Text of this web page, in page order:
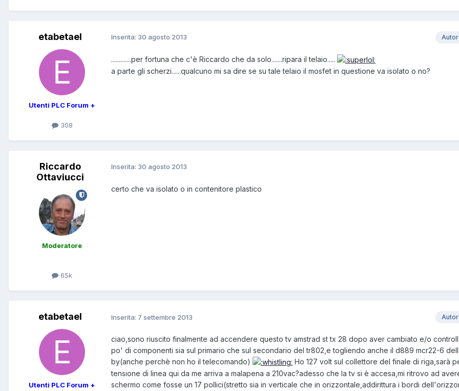
etabetael
Utenti PLC Forum +
308
Inserita: 30 agosto 2013
.............per fortuna che c'è Riccardo che da solo.......ripara il telaio.....
a parte gli scherzi......qualcuno mi sa dire se su tale telaio il mosfet in questione va isolato o no?
Riccardo
Ottaviucci
Moderatore
65k
Inserita: 30 agosto 2013
certo che va isolato o in contenitore plastico
etabetael
Utenti PLC Forum +
Inserita: 7 settembre 2013
ciao,sono riuscito finalmente ad accendere questo tv amstrad st tx 28 dopo aver cambiato e/o
po' di componenti sia sul primario che sul secondario del tr802,e togliendo anche il d889 mcr22-6
by(anche perchè non ho il telecomando)
Ho 127 volt sul collettore del finale di riga,sarà
tensione di linea qui da me arriva a malapena a 210vac?adesso che la tv si è accesa,mi ritrovo ad
schermo come fosse un 17 pollici(stretto sia in verticale che in orizzontale,addirittura i bordi